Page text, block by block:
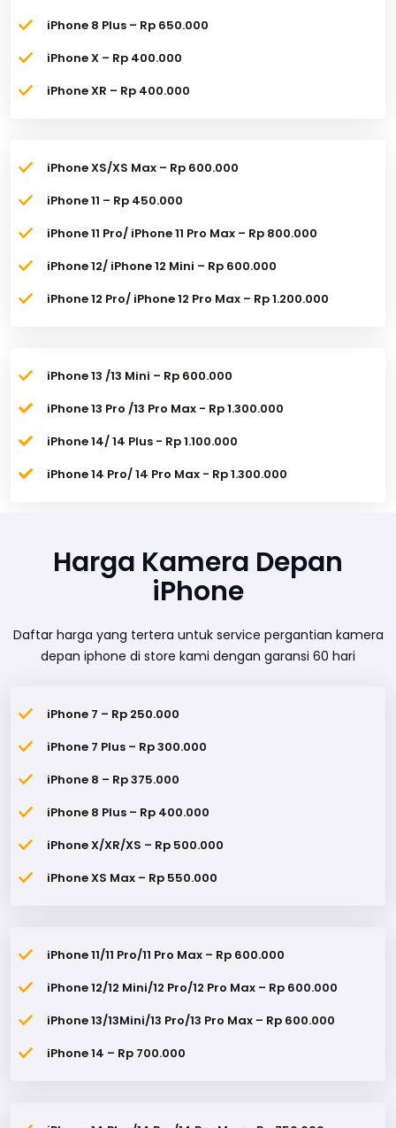
iPhone 8 Plus – Rp 650.000
iPhone X – Rp 400.000
iPhone XR – Rp 400.000
iPhone XS/XS Max – Rp 600.000
iPhone 11 – Rp 450.000
iPhone 11 Pro/ iPhone 11 Pro Max – Rp 800.000
iPhone 12/ iPhone 12 Mini – Rp 600.000
iPhone 12 Pro/ iPhone 12 Pro Max – Rp 1.200.000
iPhone 13 /13 Mini – Rp 600.000
iPhone 13 Pro /13 Pro Max - Rp 1.300.000
iPhone 14/ 14 Plus - Rp 1.100.000
iPhone 14 Pro/ 14 Pro Max - Rp 1.300.000
Harga Kamera Depan
iPhone
Daftar harga yang tertera untuk service pergantian kamera
depan iphone di store kami dengan garansi 60 hari
iPhone 7 – Rp 250.000
iPhone 7 Plus – Rp 300.000
iPhone 8 – Rp 375.000
iPhone 8 Plus – Rp 400.000
iPhone X/XR/XS – Rp 500.000
iPhone XS Max – Rp 550.000
iPhone 11/11 Pro/11 Pro Max – Rp 600.000
iPhone 12/12 Mini/12 Pro/12 Pro Max – Rp 600.000
iPhone 13/13Mini/13 Pro/13 Pro Max – Rp 600.000
iPhone 14 – Rp 700.000